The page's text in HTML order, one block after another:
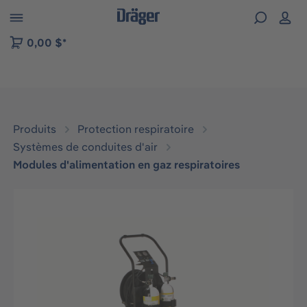
to B2B platform navigation
0,00 $*
Produits
Protection respiratoire
Systèmes de conduites d'air
Modules d'alimentation en gaz respiratoires